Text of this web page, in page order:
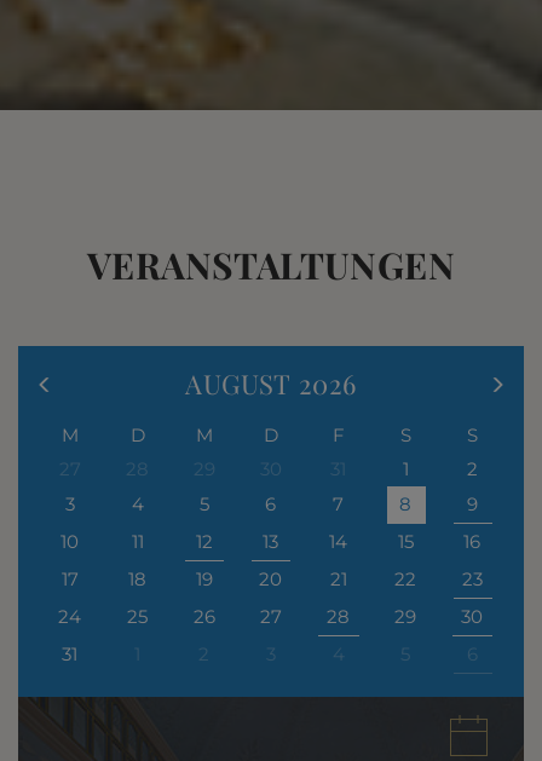
VERANSTALTUNGEN
AUGUST 2026
M D M D F S
S
27
28 29 30 31 1
2
3
4 5 6 7 8
9
10
11 12 13 14 15
16
17
18 19 20 21 22
23
24
25 26 27 28 29
30
31
1 2 3 4 5 6